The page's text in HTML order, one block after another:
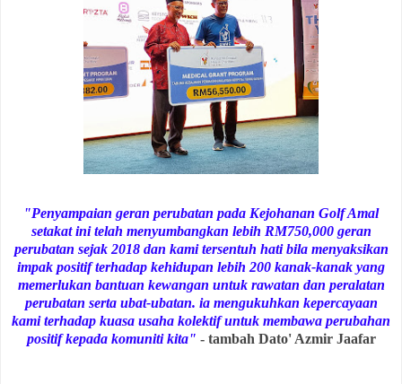
"Penyampaian geran perubatan pada Kejohanan Golf Amal
setakat ini telah menyumbangkan lebih RM750,000 geran
perubatan sejak 2018 dan kami tersentuh hati bila menyaksikan
impak positif terhadap kehidupan lebih 200 kanak-kanak yang
memerlukan bantuan kewangan untuk rawatan dan peralatan
perubatan serta ubat-ubatan. ia mengukuhkan kepercayaan
kami terhadap kuasa usaha kolektif untuk membawa perubahan
positif kepada komuniti kita" - tambah Dato' Azmir Jaafar